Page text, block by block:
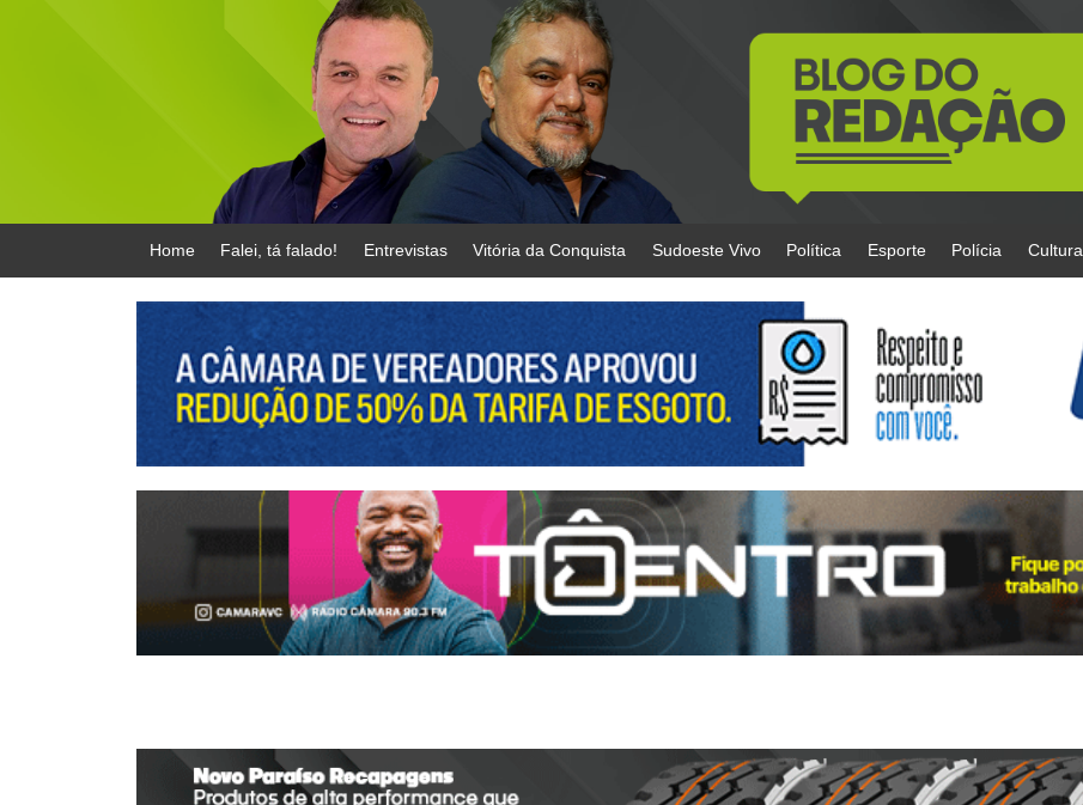
Home Falei, tá falado! Entrevistas Vitória da Conquista Sudoeste Vivo Política Esporte Polícia Cultura